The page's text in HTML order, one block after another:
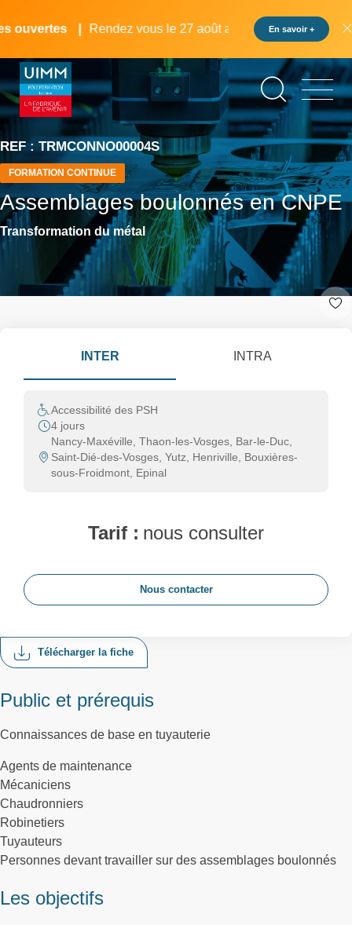
au
principal
Rendez vous le 27 août au pôle formation UIMM
En savoir +
REF : TRMCONNO00004S
FORMATION CONTINUE
Assemblages boulonnés en CNPE
Transformation du métal
Télécharger la fiche
Public et prérequis
Connaissances de base en tuyauterie
Agents de maintenance
Mécaniciens
Chaudronniers
Robinetiers
Tuyauteurs
Personnes devant travailler sur des assemblages boulonnés
Les objectifs
INTER INTRA
Accessibilité des PSH
4 jours
Nancy-Maxéville, Thaon-les-Vosges, Bar-le-Duc,
Saint-Dié-des-Vosges, Yutz, Henriville, Bouxières-
sous-Froidmont, Epinal
Tarif : nous consulter
Nous contacter